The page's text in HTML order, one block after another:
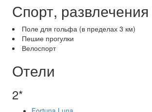
Спорт, развлечения
Поле для гольфа (в пределах 3 км)
Пешие прогулки
Велоспорт
Отели
2*